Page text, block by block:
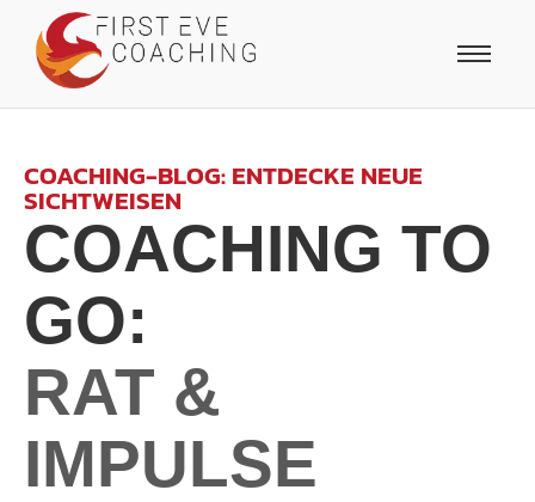
COACHING-BLOG: ENTDECKE NEUE
SICHTWEISEN
COACHING TO
GO:
RAT &
IMPULSE